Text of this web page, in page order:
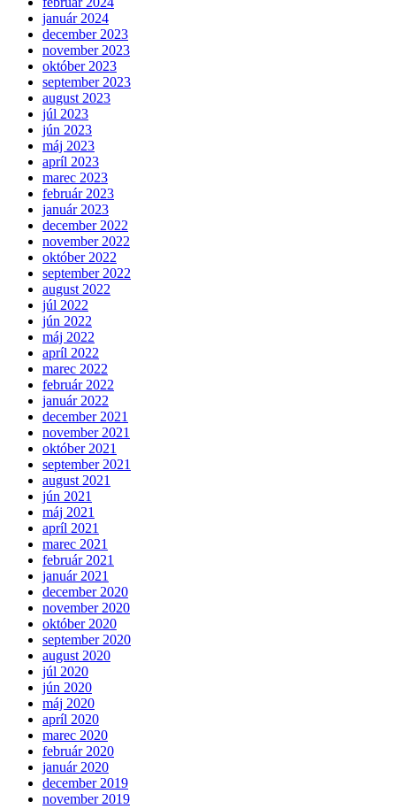
január 2024
december 2023
november 2023
október 2023
september 2023
august 2023
júl 2023
jún 2023
máj 2023
apríl 2023
marec 2023
február 2023
január 2023
december 2022
november 2022
október 2022
september 2022
august 2022
júl 2022
jún 2022
máj 2022
apríl 2022
marec 2022
február 2022
január 2022
december 2021
november 2021
október 2021
september 2021
august 2021
jún 2021
máj 2021
apríl 2021
marec 2021
február 2021
január 2021
december 2020
november 2020
október 2020
september 2020
august 2020
júl 2020
jún 2020
máj 2020
apríl 2020
marec 2020
február 2020
január 2020
december 2019
november 2019